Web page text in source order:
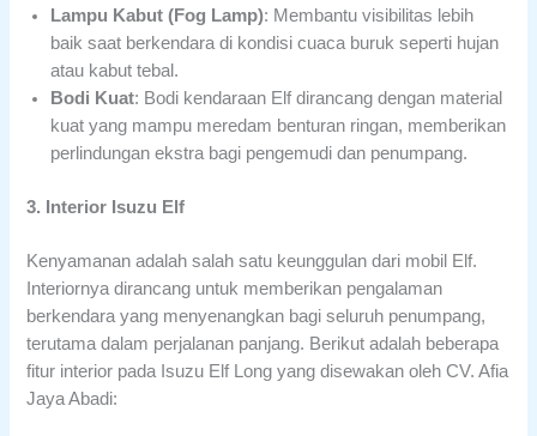
Lampu Kabut (Fog Lamp): Membantu visibilitas lebih
baik saat berkendara di kondisi cuaca buruk seperti hujan
atau kabut tebal.
Bodi Kuat: Bodi kendaraan Elf dirancang dengan material
kuat yang mampu meredam benturan ringan, memberikan
perlindungan ekstra bagi pengemudi dan penumpang.
3. Interior Isuzu Elf
Kenyamanan adalah salah satu keunggulan dari mobil Elf.
Interiornya dirancang untuk memberikan pengalaman
berkendara yang menyenangkan bagi seluruh penumpang,
terutama dalam perjalanan panjang. Berikut adalah beberapa
fitur interior pada Isuzu Elf Long yang disewakan oleh CV. Afia
Jaya Abadi: